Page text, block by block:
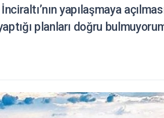
yapılaşmaya
planları doğru